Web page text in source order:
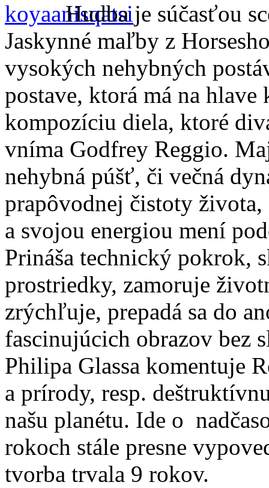
Hudba je súčasťou
Jaskynné maľby z
vysokých nehybných
postave, ktorá má na
kompozíciu diela, ktoré
vníma Godfrey Reggio.
nehybná púšť, či večná
prapôvodnej čistoty
a svojou energiou mení
Prináša technický pokrok,
prostriedky, zamoruje
zrýchľuje, prepadá sa do
fascinujúcich obrazov bez
Philipa Glassa komentuje
a prírody, resp.
našu planétu. Ide o
rokoch stále presne
tvorba trvala 9 rokov.